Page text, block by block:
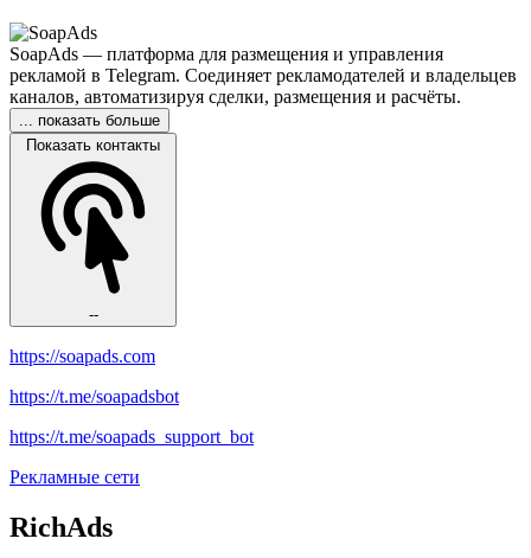
SoapAds — платформа для размещения и управления
рекламой в Telegram. Соединяет рекламодателей и владельцев
каналов, автоматизируя сделки, размещения и расчёты.
... показать больше
Показать контакты
--
https://soapads.com
https://t.me/soapadsbot
https://t.me/soapads_support_bot
Рекламные сети
RichAds